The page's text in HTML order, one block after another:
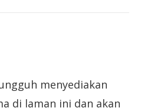
menyediakan
di laman ini dan akan